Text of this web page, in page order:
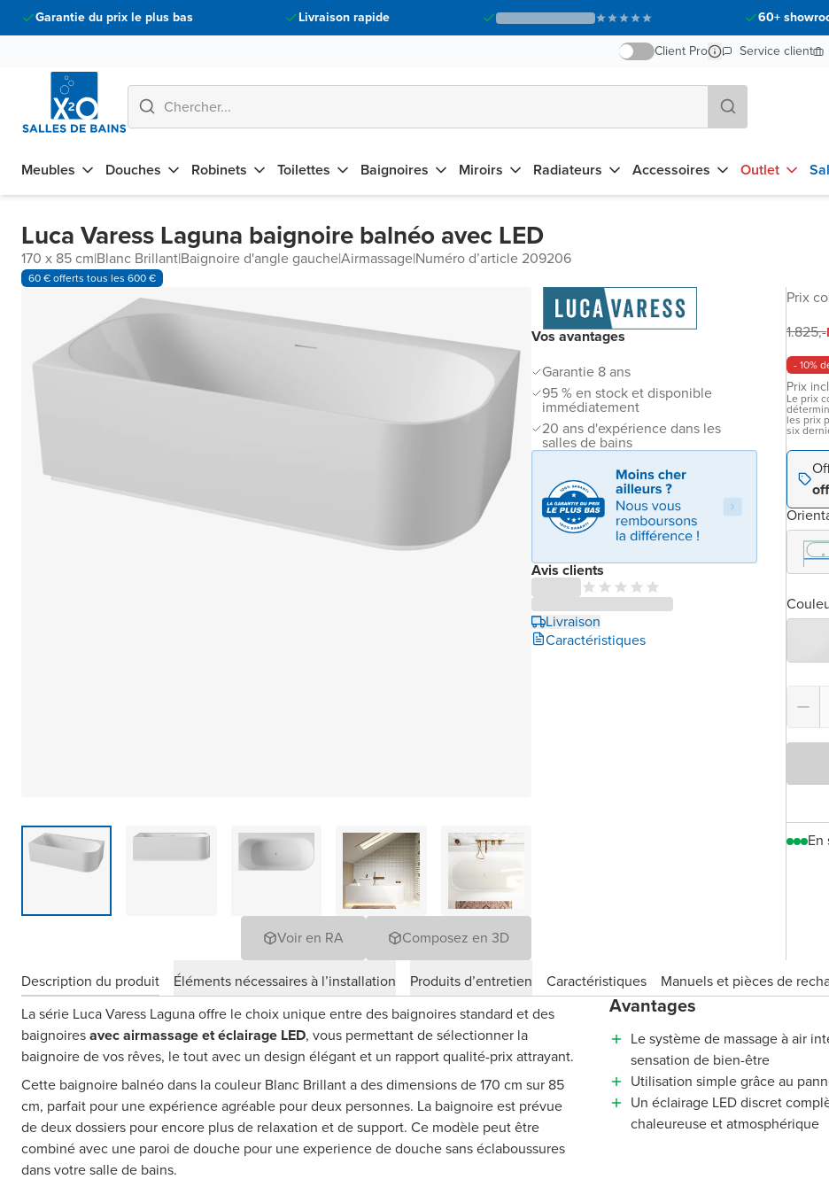
Garantie du prix le plus bas Livraison rapide 60+
Client Pro
Service client
Meubles Douches Robinets Toilettes Baignoires Miroirs Radiateurs Accessoires Outlet
Luca Varess Laguna baignoire balnéo avec LED
170 x 85 cm|Blanc Brillant|Baignoire d'angle gauche|Airmassage|Numéro d’article 209206
60 € offerts tous les 600 €
Voir en RA Composez en 3D
Vos avantages
Garantie 8 ans
95 % en stock et disponible
immédiatement
20 ans d'expérience dans les
salles de bains
Avis clients
Livraison
Caractéristiques
Prix
1.825,-
- 10%
Prix
Le prix
les prix
six
En
Description du produit Éléments nécessaires à l’installation Produits d’entretien Caractéristiques Manuels et pièces de
La série Luca Varess Laguna offre le choix unique entre des baignoires standard et des
baignoiresavec airmassage et éclairage LED, vous permettant de sélectionner la
baignoire de vos rêves, le tout avec un design élégant et un rapport qualité-prix attrayant.
Cette baignoire balnéo dans la couleur Blanc Brillant a des dimensions de 170 cm sur 85
cm, parfait pour une expérience agréable pour deux personnes. La baignoire est prévue
de deux dossiers pour encore plus de relaxation et de support. Ce modèle peut être
combiné avec une paroi de douche pour une experience de douche sans éclaboussures
dans votre salle de bains.
Avantages
Le système de massage à air
sensation de bien-être
Utilisation simple grâce au
Un éclairage LED discret
chaleureuse et atmosphérique